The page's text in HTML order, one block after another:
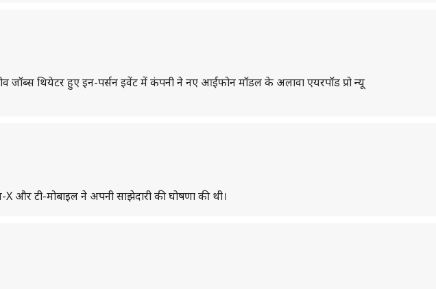
थियेटर हुए इन-पर्सन इवेंट में कंपनी ने नए आईफोन मॉडल के अलावा एयरपॉड प्रो न्यू
और टी-मोबाइल ने अपनी साझेदारी की घोषणा की थी।